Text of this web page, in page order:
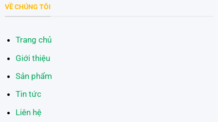
VỀ CHÚNG TÔI
Trang chủ
Giới thiệu
Sản phẩm
Tin tức
Liên hệ